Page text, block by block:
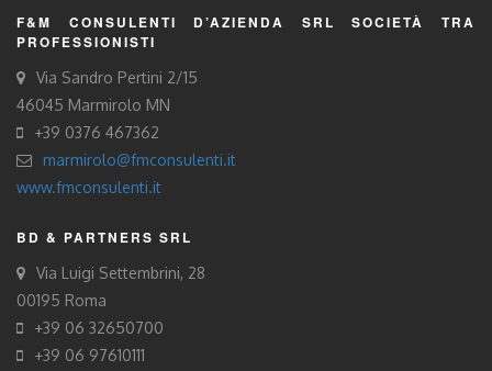
F&M CONSULENTI D’AZIENDA SRL SOCIETÀ TRA
PROFESSIONISTI
Via Sandro Pertini 2/15
46045 Marmirolo MN
+39 0376 467362
marmirolo@fmconsulenti.it
www.fmconsulenti.it
BD & PARTNERS SRL
Via Luigi Settembrini, 28
00195 Roma
+39 06 32650700
+39 06 97610111